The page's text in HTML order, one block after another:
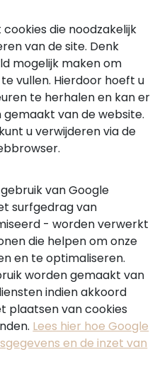
die noodzakelijk
van de site. Denk
mogelijk maken om
vullen. Hierdoor hoeft u
te herhalen en kan er
van de website.
u verwijderen via de
van Google
surfgedrag van
- worden verwerkt
die helpen om onze
en te optimaliseren.
worden gemaakt van
indien akkoord
plaatsen van cookies
Lees hier hoe Google
en de inzet van